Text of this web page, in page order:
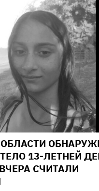
13-ЛЕТНЕЙ
СЧИТАЛИ